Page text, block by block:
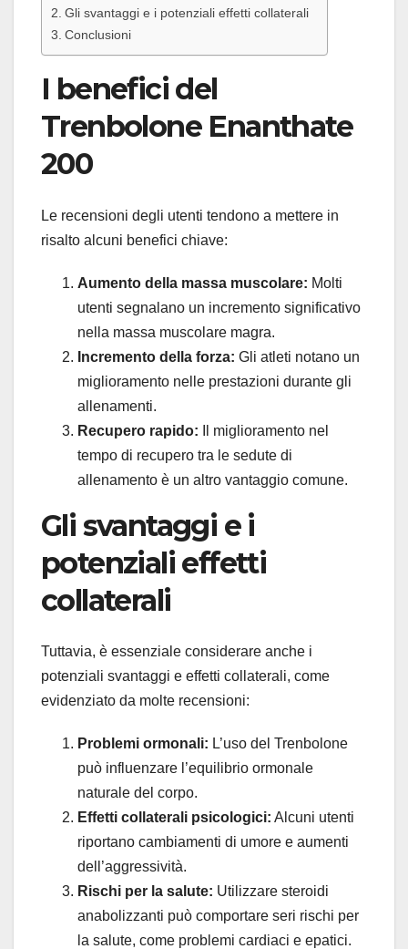
Gli svantaggi e i potenziali effetti collaterali
Conclusioni
I benefici del
Trenbolone Enanthate
200
Le recensioni degli utenti tendono a mettere in
risalto alcuni benefici chiave:
Aumento della massa muscolare: Molti
utenti segnalano un incremento significativo
nella massa muscolare magra.
Incremento della forza: Gli atleti notano un
miglioramento nelle prestazioni durante gli
allenamenti.
Recupero rapido: Il miglioramento nel
tempo di recupero tra le sedute di
allenamento è un altro vantaggio comune.
Gli svantaggi e i
potenziali effetti
collaterali
Tuttavia, è essenziale considerare anche i
potenziali svantaggi e effetti collaterali, come
evidenziato da molte recensioni:
Problemi ormonali: L’uso del Trenbolone
può influenzare l’equilibrio ormonale
naturale del corpo.
Effetti collaterali psicologici: Alcuni utenti
riportano cambiamenti di umore e aumenti
dell’aggressività.
Rischi per la salute: Utilizzare steroidi
anabolizzanti può comportare seri rischi per
la salute, come problemi cardiaci e epatici.